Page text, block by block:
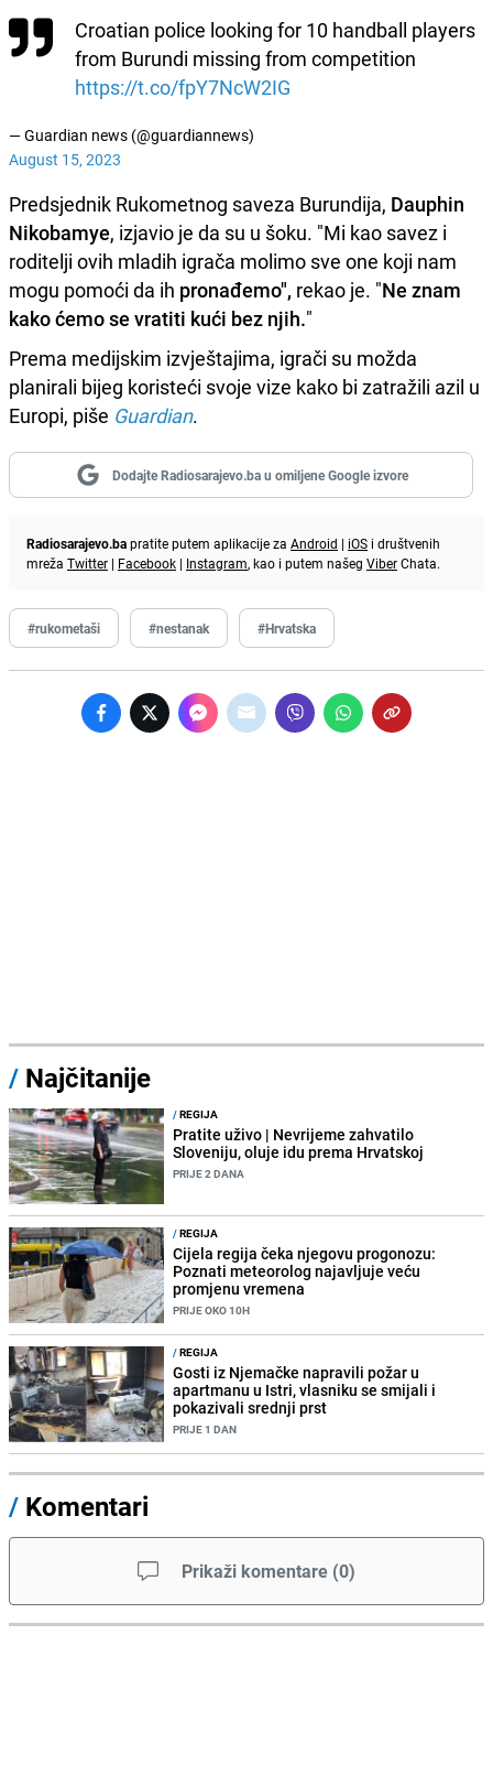
Croatian police looking for 10 handball players
from Burundi missing from competition
https://t.co/fpY7NcW2IG
— Guardian news (@guardiannews)
August 15, 2023
Predsjednik Rukometnog saveza Burundija, Dauphin
Nikobamye, izjavio je da su u šoku. "Mi kao savez i
roditelji ovih mladih igrača molimo sve one koji nam
mogu pomoći da ih pronađemo", rekao je. "Ne znam
kako ćemo se vratiti kući bez njih."
Prema medijskim izvještajima, igrači su možda
planirali bijeg koristeći svoje vize kako bi zatražili azil u
Europi, piše Guardian.
Dodajte Radiosarajevo.ba u omiljene Google izvore
Radiosarajevo.bapratite putem aplikacije za Android | iOS i društvenih
mreža Twitter | Facebook | Instagram, kao i putem našeg ViberChata.
#rukometaši #nestanak #Hrvatska
/ Najčitanije
/REGIJA
Pratite uživo | Nevrijeme zahvatilo
Sloveniju, oluje idu prema Hrvatskoj
PRIJE 2 DANA
/REGIJA
Cijela regija čeka njegovu progonozu:
Poznati meteorolog najavljuje veću
promjenu vremena
PRIJE OKO 10H
/REGIJA
Gosti iz Njemačke napravili požar u
apartmanu u Istri, vlasniku se smijali i
pokazivali srednji prst
PRIJE 1 DAN
/ Komentari
Prikaži komentare (0)